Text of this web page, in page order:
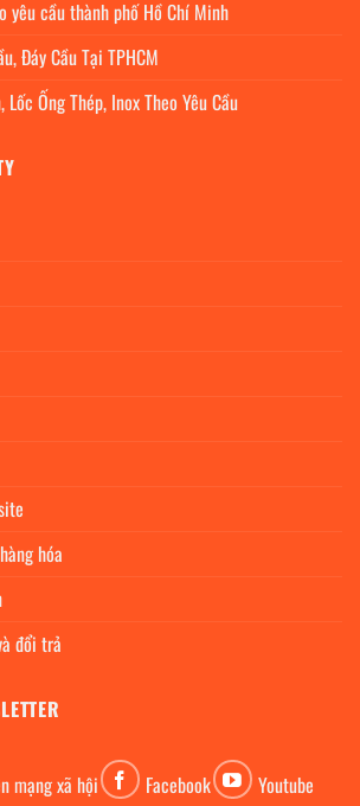
yêu cầu thành phố Hồ Chí Minh
Đáy Cầu Tại TPHCM
Ống Thép, Inox Theo Yêu Cầu
hóa
đổi trả
mạng xã hội Facebook Youtube